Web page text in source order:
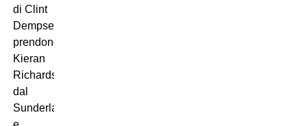
di Clint
Dempsey,
prendono
Kieran
Richardson
dal
Sunderland